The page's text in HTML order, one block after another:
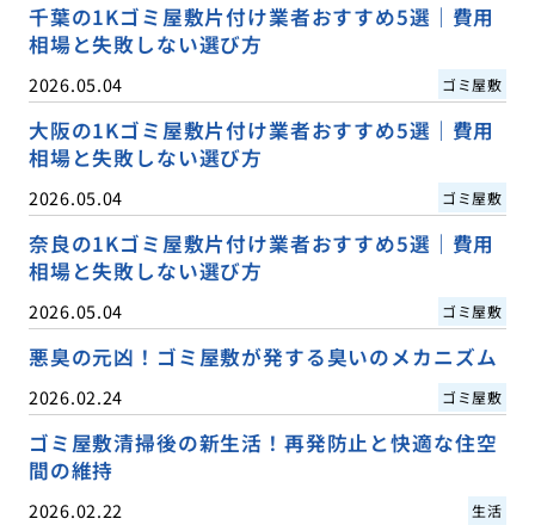
千葉の1Kゴミ屋敷片付け業者おすすめ5選｜費用
相場と失敗しない選び方
2026.05.04 ゴミ屋敷
大阪の1Kゴミ屋敷片付け業者おすすめ5選｜費用
相場と失敗しない選び方
2026.05.04 ゴミ屋敷
奈良の1Kゴミ屋敷片付け業者おすすめ5選｜費用
相場と失敗しない選び方
2026.05.04 ゴミ屋敷
悪臭の元凶！ゴミ屋敷が発する臭いのメカニズム
2026.02.24 ゴミ屋敷
ゴミ屋敷清掃後の新生活！再発防止と快適な住空
間の維持
2026.02.22 生活